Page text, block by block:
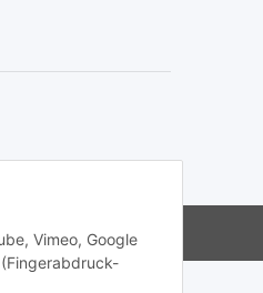
Vimeo, Google
Giant.